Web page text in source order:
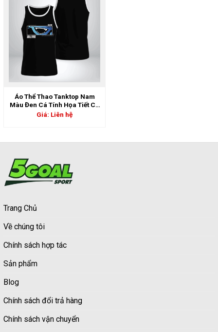
Áo Thể Thao Tanktop Nam
Màu Đen Cá Tính Họa Tiết Cá
Mập | 5GS-06806
Giá: Liên hệ
Trang Chủ
Về chúng tôi
Chính sách hợp tác
Sản phẩm
Blog
Chính sách đổi trả hàng
Chính sách vận chuyển